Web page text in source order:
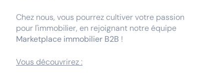
Chez nous, vous pourrez cultiver votre passion
pour l'immobilier, en rejoignant notre équipe
Marketplace immobilier B2B !
Vous découvrirez :